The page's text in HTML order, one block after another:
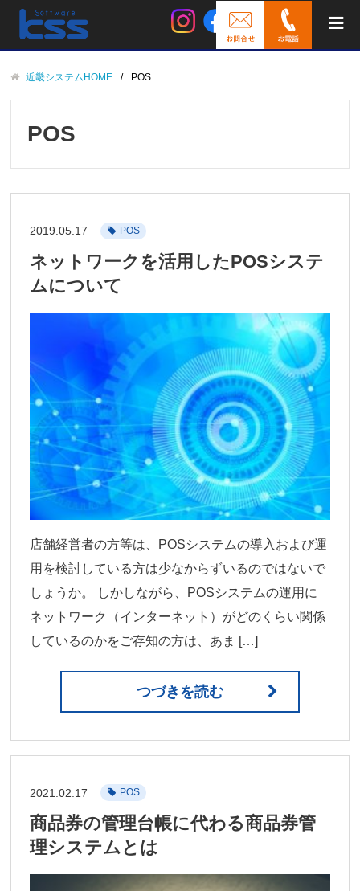
近畿システムHOME POS
POS
2019.05.17 POS
ネットワークを活用したPOSシステ
ムについて
店舗経営者の方等は、POSシステムの導入および運
用を検討している方は少なからずいるのではないで
しょうか。 しかしながら、POSシステムの運用に
ネットワーク（インターネット）がどのくらい関係
しているのかをご存知の方は、あま […]
つづきを読む
2021.02.17 POS
商品券の管理台帳に代わる商品券管
理システムとは